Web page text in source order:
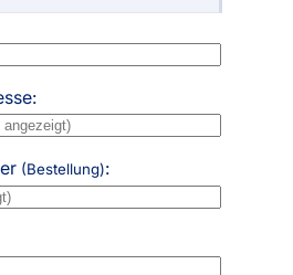
(Bestellung):